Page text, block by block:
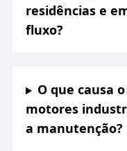
residências e
fluxo?
O que causa
motores
a manutenção?